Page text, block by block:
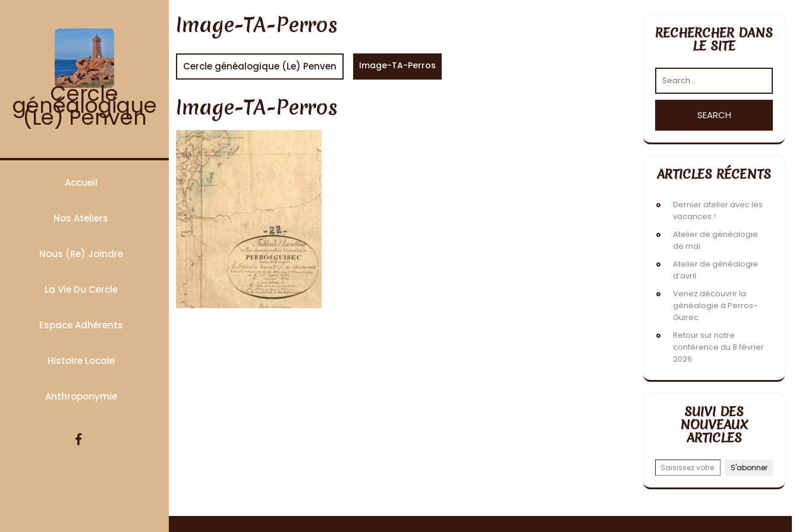
Cercle
généalogique
(Le) Penven
Accueil
Nos Ateliers
Nous (re) Joindre
La Vie Du Cercle
Espace Adhérents
Histoire Locale
Anthroponymie
Image-TA-Perros
Cercle généalogique (Le) Penven Image-TA-Perros
Image-TA-Perros
RECHERCHER DANS
LE SITE
ARTICLES RÉCENTS
Dernier atelier avec les
vacances !
Atelier de généalogie
de mai
Atelier de généalogie
d’avril
Venez découvrir la
généalogie à Perros-
Guirec
Retour sur notre
conférence du 8 février
2026
SUIVI DES
NOUVEAUX
ARTICLES
Saisissez votre adresse e-mail…
S'abonner